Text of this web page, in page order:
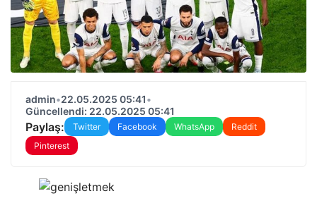
admin•22.05.2025 05:41•
Güncellendi: 22.05.2025 05:41
Paylaş: Twitter Facebook WhatsApp
Reddit
Pinterest